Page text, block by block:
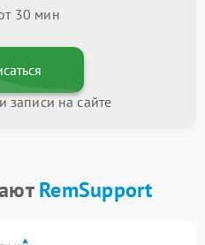
30 мин
записи на сайте
RemSupport